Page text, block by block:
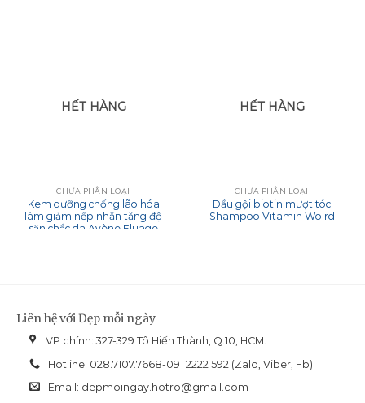
HẾT HÀNG
CHƯA PHÂN LOẠI
Kem dưỡng chống lão hóa
làm giảm nếp nhăn tăng độ
săn chắc da Avène Eluage
HẾT HÀNG
CHƯA PHÂN LOẠI
Dầu gội biotin mượt tóc
Shampoo Vitamin Wolrd
Liên hệ với Đẹp mỗi ngày
VP chính: 327-329 Tô Hiến Thành, Q.10, HCM.
Hotline: 028.7107.7668-091 2222 592 (Zalo, Viber, Fb)
Email: depmoingay.hotro@gmail.com